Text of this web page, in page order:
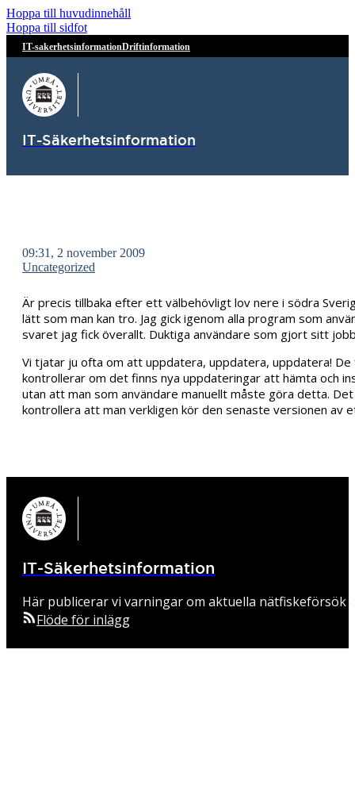
Hoppa till huvudinnehåll
Hoppa till sidfot
IT-sakerhetsinformationDriftinformation
IT-Säkerhetsinformation
09:31, 2 november 2009
Uncategorized
Är precis tillbaka efter ett välbehövligt lov nere i södra
lätt som man kan tro. Jag gick igenom alla program som
svaret jag fick överallt. Duktiga användare som gjort sitt
Vi tjatar ju ofta om att uppdatera, uppdatera, uppdatera!
kontrollerar om det finns nya uppdateringar att hämta och
utan att man som användare manuellt måste göra detta.
kontrollera att man verkligen kör den senaste versionen av
IT-Säkerhetsinformation
Här publicerar vi varningar om aktuella
Flöde för inlägg